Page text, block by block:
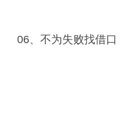
06、不为失败找借口